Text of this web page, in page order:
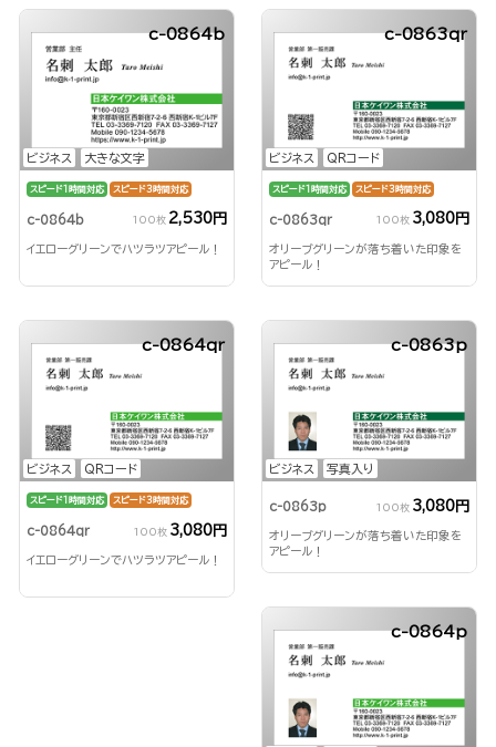
ビジネス 大きな文字
c-0864b
スピード1時間対応 スピード3時間対応
c-0864b 100枚 2,530円
イエローグリーンでハツラツアピール！
ビジネス QRコード
c-0863qr
スピード1時間対応 スピード3時間対応
c-0863qr 100枚 3,080円
オリーブグリーンが落ち着いた印象を
アピール！
ビジネス QRコード
c-0864qr
スピード1時間対応 スピード3時間対応
c-0864qr 100枚 3,080円
イエローグリーンでハツラツアピール！
ビジネス 写真入り
c-0863p
c-0863p 100枚 3,080円
オリーブグリーンが落ち着いた印象を
アピール！
c-0864p